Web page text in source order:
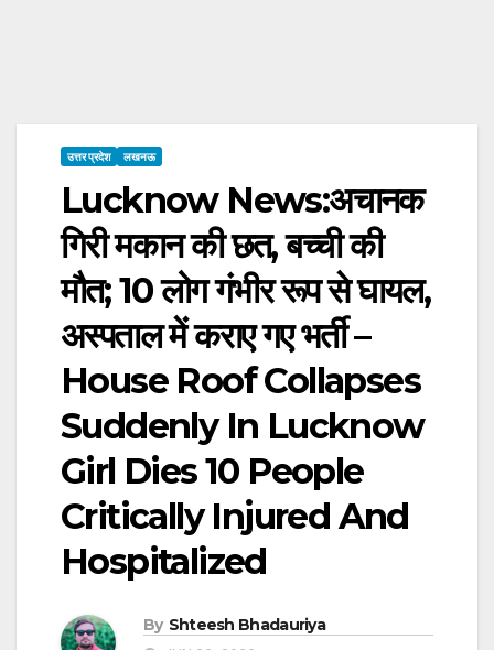
उत्तर प्रदेश लखनऊ
Lucknow News:अचानक
गिरी मकान की छत, बच्ची की
मौत; 10 लोग गंभीर रूप से घायल,
अस्पताल में कराए गए भर्ती –
House Roof Collapses
Suddenly In Lucknow
Girl Dies 10 People
Critically Injured And
Hospitalized
By Shteesh Bhadauriya